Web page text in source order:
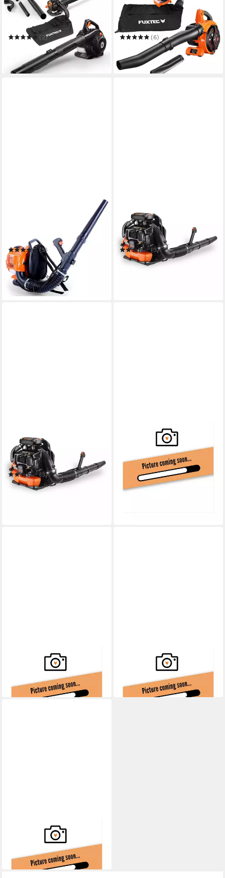
LBS126P
108 dB Betriebsgeräusch
Gewicht
(2)
159,00 €
mtl. in 12 Raten
in 2-3 Werktagen bei dir
LBS126
112 dB
Betriebsgeräusch
Gewicht
(6)
159,00 €
14,52 €mtl. in 12 Raten
in 2-3 Werktagen bei dir
Betriebsgeräusch
Gewicht
(5)
194,00 €
17,72 € mtl. in 12 Raten
in 2-3 Werktagen bei dir
LBP165T
102,2 dB Betriebsgeräusch
10,5 g Gewicht
(3)
199,00 € UVP229,00 €
mtl. in 12 Raten
LBP165T
102,2 dB Betriebsgeräusch
10,5 g Gewicht
(3)
199,00 € UVP229,00 €
mtl. in 12 Raten
Benzin-Laubbläser
LBP165TE015
in 2-3 Werktagen bei dir
Benzin-Laubbläser
LBP165TE017
in 2-3 Werktagen bei dir
Benzin-Laubbläser
LBP165TE018
in 2-3 Werktagen bei dir
Benzin-Laubbläser
LBP165TE016
in 2-3 Werktagen bei dir